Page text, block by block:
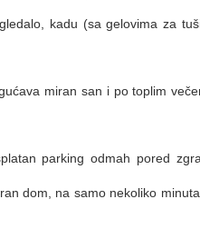
kadu (sa gelovima za
miran san i po toplim
parking odmah pored
dom, na samo nekoliko